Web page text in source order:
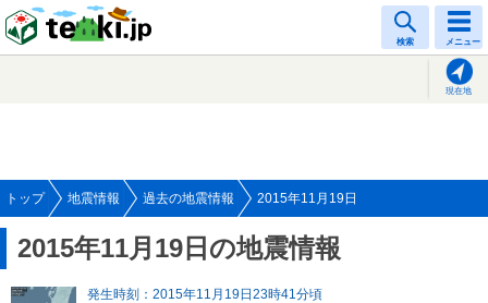
検索 メニュー
現在地
トップ 地震情報 過去の地震情報 2015年11月19日
2015年11月19日の地震情報
発生時刻：2015年11月19日23時41分頃